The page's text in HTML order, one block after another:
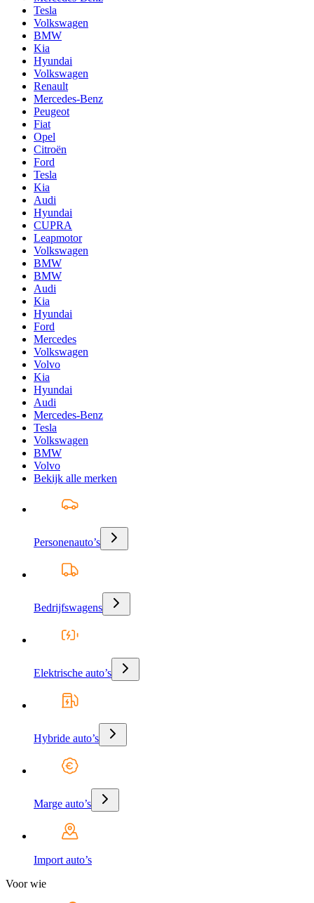
Tesla
Volkswagen
BMW
Kia
Hyundai
Volkswagen
Renault
Mercedes-Benz
Peugeot
Fiat
Opel
Citroën
Ford
Tesla
Kia
Audi
Hyundai
CUPRA
Leapmotor
Volkswagen
BMW
BMW
Audi
Kia
Hyundai
Ford
Mercedes
Volkswagen
Volvo
Kia
Hyundai
Audi
Mercedes-Benz
Tesla
Volkswagen
BMW
Volvo
Bekijk alle merken
Personenauto’s
Bedrijfswagens
Elektrische auto’s
Hybride auto’s
Marge auto’s
Import auto’s
Voor wie